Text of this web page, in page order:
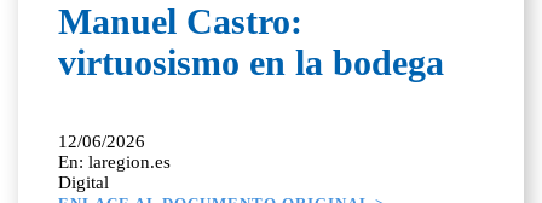
Manuel Castro:
virtuosismo en la bodega
12/06/2026
En: laregion.es
Digital